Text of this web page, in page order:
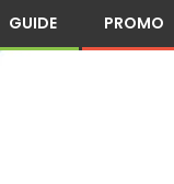
GUIDE PROMO